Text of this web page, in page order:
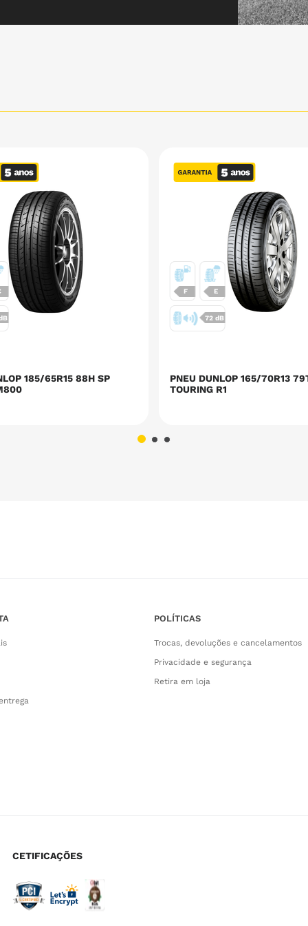
185/65R15 88H SP
72 dB
F E
PNEU DUNLOP 165/70R13
TOURING R1
POLÍTICAS
Trocas, devoluções e cancelamentos
Privacidade e segurança
Retira em loja
CETIFICAÇÕES